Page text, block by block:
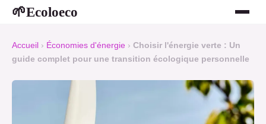
🌱Ecoloeco
Accueil › Économies d'énergie › Choisir l'énergie verte : Un
guide complet pour une transition écologique personnelle